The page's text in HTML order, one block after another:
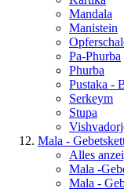
Mandala
Manistein
Pa-Phurba
Phurba
Pustaka -
Serkeym
Stupa
Mala -
Alles
Mala -
Mala -